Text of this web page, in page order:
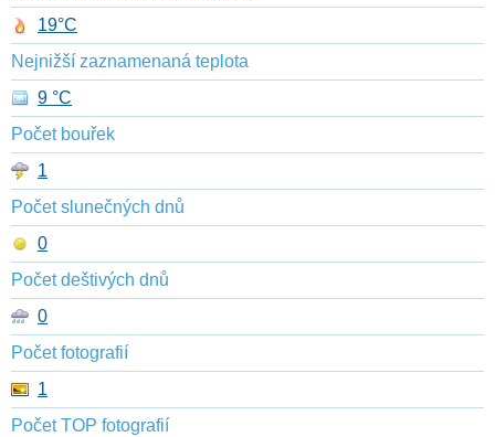
19°C
Nejnižší zaznamenaná teplota
9 °C
Počet bouřek
1
Počet slunečných dnů
0
Počet deštivých dnů
0
Počet fotografií
1
Počet TOP fotografií